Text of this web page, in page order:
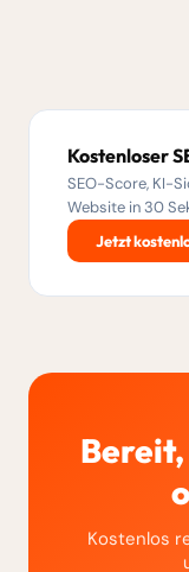
Kostenloser
SEO-Score, KI-
Website in 30
Jetzt
Kostenlos